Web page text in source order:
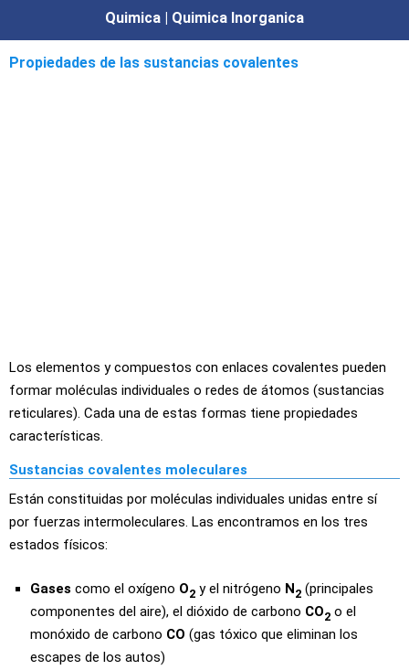
Quimica | Quimica Inorganica
Propiedades de las sustancias covalentes
Los elementos y compuestos con enlaces covalentes pueden
formar moléculas individuales o redes de átomos (sustancias
reticulares). Cada una de estas formas tiene propiedades
características.
Sustancias covalentes moleculares
Están constituidas por moléculas individuales unidas entre sí
por fuerzas intermoleculares. Las encontramos en los tres
estados físicos:
Gases como el oxígeno O2 y el nitrógeno N2(principales
componentes del aire), el dióxido de carbono CO2o el
monóxido de carbono CO (gas tóxico que eliminan los
escapes de los autos)